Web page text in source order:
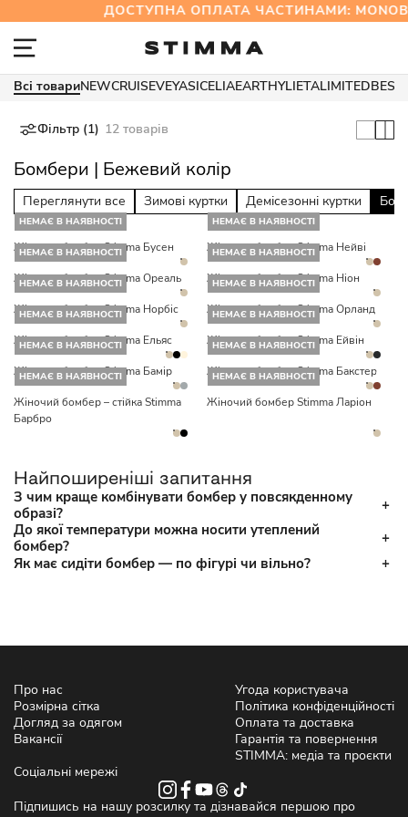
ДОСТУПНА ОПЛАТА ЧАСТИНАМИ:
Всі товариNEWCRUISEVEYASICELIAEARTHYLIETALIMITED
Фільтр (1) 12 товарів
Бомбери | Бежевий колір
Переглянути все Зимові куртки Демісезонні куртки
НЕМАЄ В НАЯВНОСТІ
Жіночий бомбер Stimma Бусен
НЕМАЄ В НАЯВНОСТІ
Жіночий бомбер Stimma Нейві
НЕМАЄ В НАЯВНОСТІ
Жіночий бомбер Stimma Ореаль
НЕМАЄ В НАЯВНОСТІ
Жіночий бомбер Stimma Ніон
НЕМАЄ В НАЯВНОСТІ
Жіночий бомбер Stimma Норбіс
НЕМАЄ В НАЯВНОСТІ
Жіночий бомбер Stimma Орланд
НЕМАЄ В НАЯВНОСТІ
Жіночий бомбер Stimma Ельяс
НЕМАЄ В НАЯВНОСТІ
Жіночий бомбер Stimma Ейвін
НЕМАЄ В НАЯВНОСТІ
Жіночий бомбер Stimma Бамір
НЕМАЄ В НАЯВНОСТІ
Жіночий бомбер Stimma Бакстер
НЕМАЄ В НАЯВНОСТІ
Жіночий бомбер – стійка Stimma
Барбро
НЕМАЄ В НАЯВНОСТІ
Жіночий бомбер Stimma Ларіон
Найпоширеніші запитання
З чим краще комбінувати бомбер у повсякденному
образі?
До якої температури можна носити утеплений
бомбер?
Як має сидіти бомбер — по фігурі чи вільно?
Про нас
Розмірна сітка
Догляд за одягом
Вакансії
Угода користувача
Політика конфіденційності
Оплата та доставка
Гарантія та повернення
STIMMA: медіа та проєкти
Соціальні мережі
Підпишись на нашу розсилку та дізнавайся першою про